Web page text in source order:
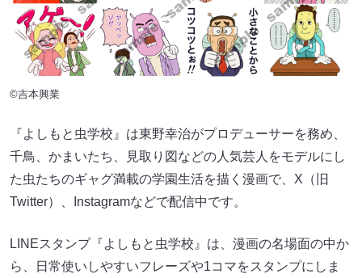
©吉本興業
『よしもと虫学校』は東野幸治がプロデューサーを務め、
千鳥、かまいたち、見取り図などの人気芸人をモデルにし
た虫たちのギャグ満載の学園生活を描く漫画で、X（旧
Twitter）、Instagramなどで配信中です。
LINEスタンプ『よしもと虫学校』は、漫画の名場面の中か
ら、日常使いしやすいフレーズや1コマをスタンプにしま